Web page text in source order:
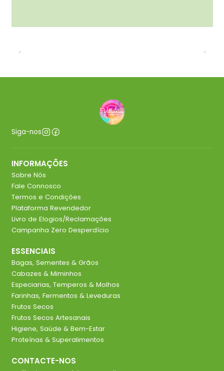
Siga-nos
INFORMAÇÕES
Sobre Nós
Fale Connosco
Termos e Condições
Plataforma Revendedor
Livro de Elogios/Reclamações
Campanha Zero Desperdício
ESSENCIAIS
Bagas, Sementes & Grãos
Cabazes & Miminhos
Especiarias, Temperos & Molhos
Farinhas, Fermentos & Leveduras
Frutos Secos
Frutos Secos Artesanais
Higiene, Saúde & Bem-Estar
Proteínas & Superalimentos
CONTACTE-NOS